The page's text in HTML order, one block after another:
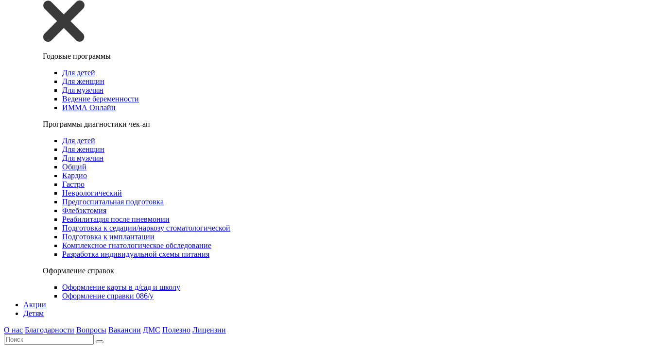
Годовые программы
Для детей
Для женщин
Для мужчин
Ведение беременности
ИММА Онлайн
Программы диагностики чек-ап
Для детей
Для женщин
Для мужчин
Общий
Кардио
Гастро
Неврологический
Предгоспитальная подготовка
Флебэктомия
Реабилитация после пневмонии
Подготовка к седации/наркозу стоматологической
Подготовка к имплантации
Комплексное гнатологическое обследование
Разработка индивидуальной схемы питания
Оформление справок
Оформление карты в д/сад и школу
Оформление справки 086/у
Акции
Детям
О нас Благодарности Вопросы Вакансии ДМС Полезно Лицензии